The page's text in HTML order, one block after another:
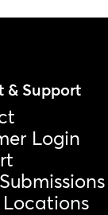
& Support
Login